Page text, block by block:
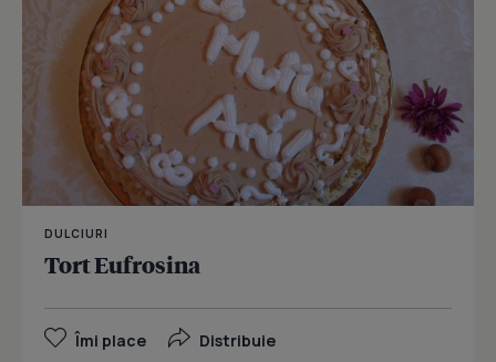
DULCIURI
Tort Eufrosina
Îmi place Distribuie